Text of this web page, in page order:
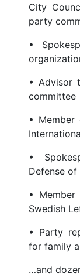
City
party
•
• Advisor
committee
•
•
Defense
•
Swedish
• Party
for family
…and